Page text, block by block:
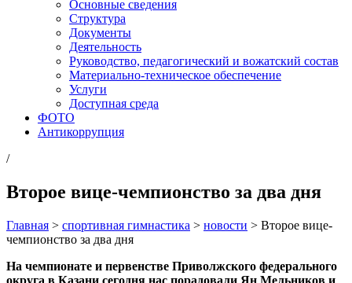
Основные сведения
Структура
Документы
Деятельность
Руководство, педагогический и вожатский состав
Материально-техническое обеспечение
Услуги
Доступная среда
ФОТО
Антикоррупция
/
Второе вице-чемпионство за два дня
Главная > спортивная гимнастика > новости > Второе вице-
чемпионство за два дня
На чемпионате и первенстве Приволжского федерального
округа в Казани сегодня нас порадовали Ян Мельников и